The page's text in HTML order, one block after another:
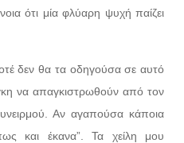
ότι μία φλύαρη ψυχή παίζει
δεν θα τα οδηγούσα σε αυτό
να απαγκιστρωθούν από τον
Αν αγαπούσα κάποια
και έκανα”. Τα χείλη μου